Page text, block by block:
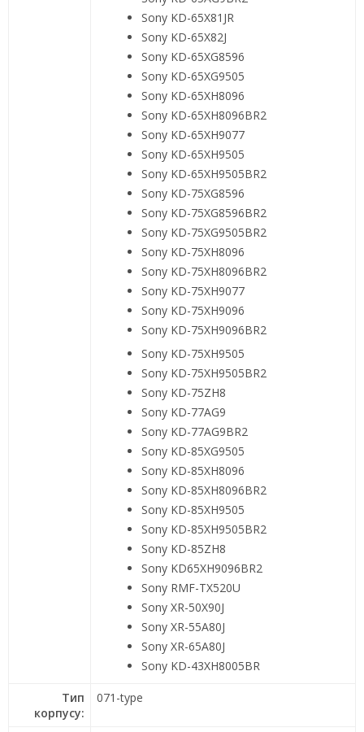
Sony KD-65X81JR
Sony KD-65X82J
Sony KD-65XG8596
Sony KD-65XG9505
Sony KD-65XH8096
Sony KD-65XH8096BR2
Sony KD-65XH9077
Sony KD-65XH9505
Sony KD-65XH9505BR2
Sony KD-75XG8596
Sony KD-75XG8596BR2
Sony KD-75XG9505BR2
Sony KD-75XH8096
Sony KD-75XH8096BR2
Sony KD-75XH9077
Sony KD-75XH9096
Sony KD-75XH9096BR2
Sony KD-75XH9505
Sony KD-75XH9505BR2
Sony KD-75ZH8
Sony KD-77AG9
Sony KD-77AG9BR2
Sony KD-85XG9505
Sony KD-85XH8096
Sony KD-85XH8096BR2
Sony KD-85XH9505
Sony KD-85XH9505BR2
Sony KD-85ZH8
Sony KD65XH9096BR2
Sony RMF-TX520U
Sony XR-50X90J
Sony XR-55A80J
Sony XR-65A80J
Sony KD-43XH8005BR
Тип
корпусу:
071-type